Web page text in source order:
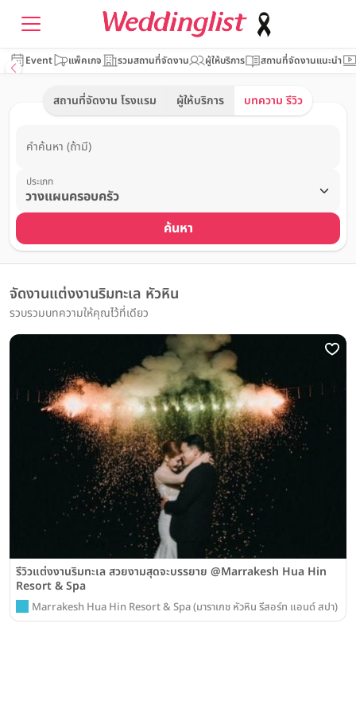
Event แพ็คเกจ รวมสถานที่จัดงาน ผู้ให้บริการ สถานที่จัดงานแนะนำ
สถานที่จัดงาน โรงแรม ผู้ให้บริการ บทความ รีวิว
คำค้นหา (ถ้ามี)
ประเภท
ค้นหา
จัดงานแต่งงานริมทะเล หัวหิน
รวบรวมบทความให้คุณไว้ที่เดียว
รีวิวแต่งงานริมทะเล สวยงามสุดจะบรรยาย @Marrakesh Hua Hin
Resort & Spa
Marrakesh Hua Hin Resort & Spa (มาราเกช หัวหิน รีสอร์ท แอนด์ สปา)